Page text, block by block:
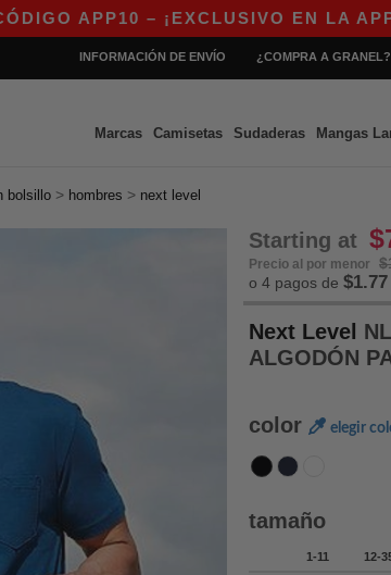
– ¡EXCLUSIVO EN LA APP! |
INFORMACIÓN DE ENVÍO ¿COMPRA A GRANEL?
Marcas Camisetas Sudaderas Mangas
bolsillo > hombres > next level
Starting at
Precio al por menor
o 4 pagos de $1.77
Next Level
ALGODÓN
color elegir
tamaño
1-11 12-